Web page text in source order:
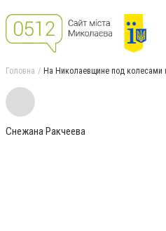
Головна На Николаевщине под колесами
Снежана Ракчеева